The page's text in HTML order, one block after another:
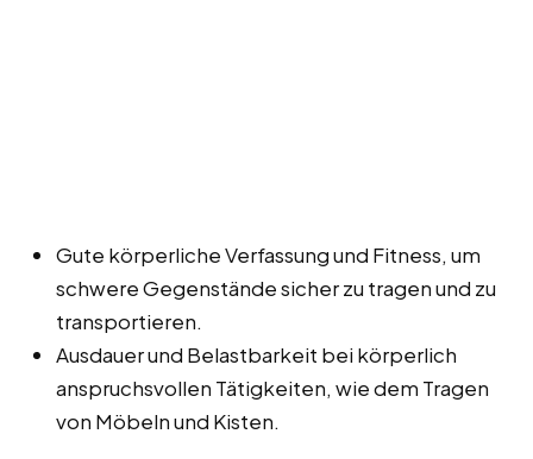
Gute körperliche Verfassung und Fitness, um
schwere Gegenstände sicher zu tragen und zu
transportieren.
Ausdauer und Belastbarkeit bei körperlich
anspruchsvollen Tätigkeiten, wie dem Tragen
von Möbeln und Kisten.